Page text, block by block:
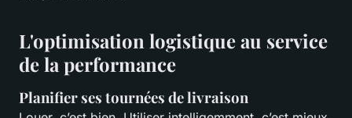
L'optimisation logistique au service
de la performance
Planifier ses tournées de livraison